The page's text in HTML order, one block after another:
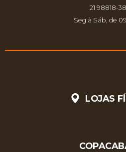
21 98818-
Seg à Sáb, de
LOJAS